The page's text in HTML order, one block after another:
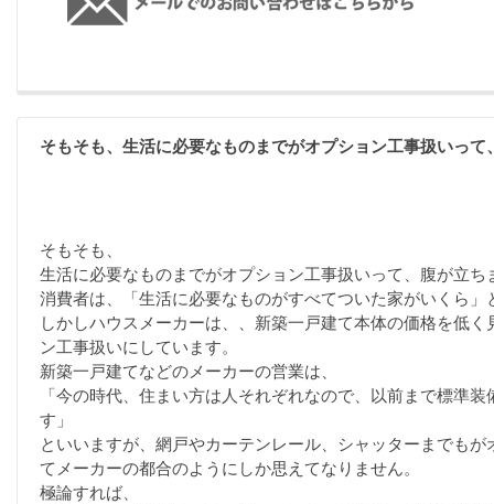
そもそも、生活に必要なものまでがオプション工事扱いって
そもそも、
生活に必要なものまでがオプション工事扱いって、腹が立ち
消費者は、「生活に必要なものがすべてついた家がいくら
しかしハウスメーカーは、、新築一戸建て本体の価格を低
ン工事扱いにしています。
新築一戸建てなどのメーカーの営業は、
「今の時代、住まい方は人それぞれなので、以前まで標準
す」
といいますが、網戸やカーテンレール、シャッターまでも
てメーカーの都合のようにしか思えてなりません。
極論すれば、